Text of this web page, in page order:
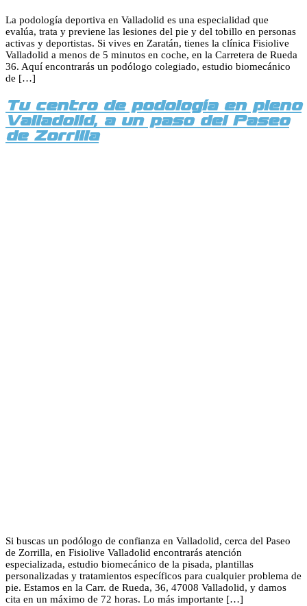
La podología deportiva en Valladolid es una especialidad que
evalúa, trata y previene las lesiones del pie y del tobillo en personas
activas y deportistas. Si vives en Zaratán, tienes la clínica Fisiolive
Valladolid a menos de 5 minutos en coche, en la Carretera de Rueda
36. Aquí encontrarás un podólogo colegiado, estudio biomecánico
de […]
Tu centro de podología en pleno
Valladolid, a un paso del Paseo
de Zorrilla
Si buscas un podólogo de confianza en Valladolid, cerca del Paseo
de Zorrilla, en Fisiolive Valladolid encontrarás atención
especializada, estudio biomecánico de la pisada, plantillas
personalizadas y tratamientos específicos para cualquier problema de
pie. Estamos en la Carr. de Rueda, 36, 47008 Valladolid, y damos
cita en un máximo de 72 horas. Lo más importante […]